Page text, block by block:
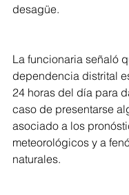
desagüe.
La funcionaria señaló
dependencia distrital
24 horas del día para
caso de presentarse
asociado a los
meteorológicos y a
naturales.